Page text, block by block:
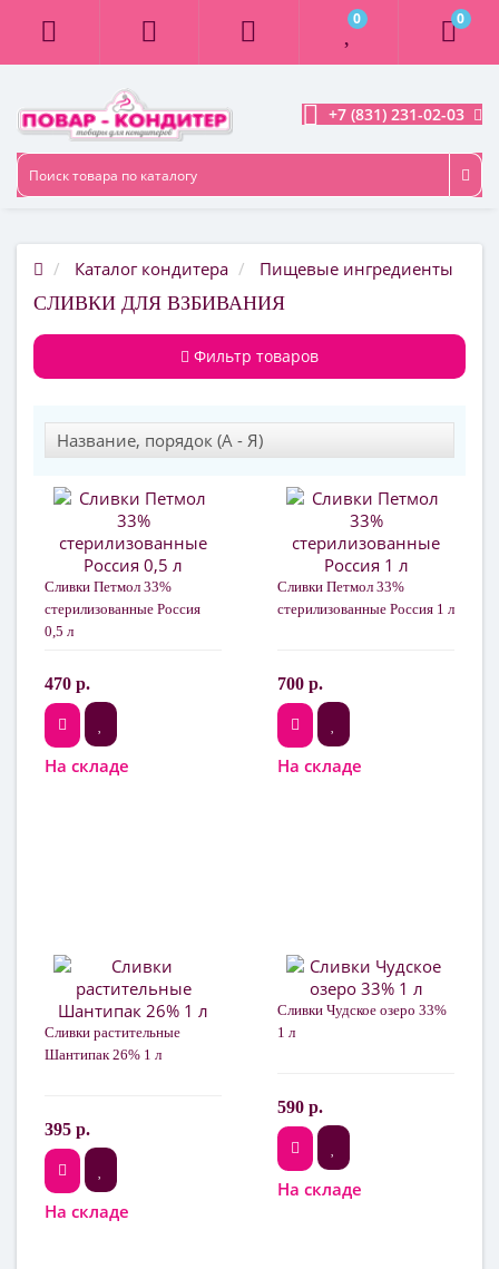
0 0
+7 (831) 231-02-03
Каталог кондитера
Пищевые ингредиенты
СЛИВКИ ДЛЯ ВЗБИВАНИЯ
Фильтр товаров
Сливки Петмол 33%
стерилизованные Россия
0,5 л
470 р.
На складе
Сливки Петмол 33%
стерилизованные Россия 1 л
700 р.
На складе
Сливки растительные
Шантипак 26% 1 л
395 р.
На складе
Сливки Чудское озеро 33%
1 л
590 р.
На складе